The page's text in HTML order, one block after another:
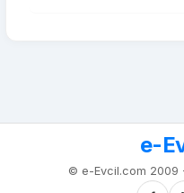
e-
© e-Evcil.com 2009 -